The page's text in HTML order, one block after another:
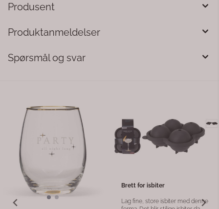
Produsent
Produktanmeldelser
Spørsmål og svar
RM clay candle holder white
RM Clay lysestake hvit
Beskrivelse Lysholderen som er
håndlaget av leire og bærer RM-
initialene. Rivièra Maison-logoen
har skinn på rottingtaket. Dette
gjør RM Clay Candle Holder hvit til
en flott gave til fans av RM.
Artikkelnummer 477080
449,-
Ta naturens skjønnhet inn i
hjemmet med denne lysestaken
formet som en kongle. Den
detaljerte utformingen og den grå
metallfinishen gir et rustikt og
er inspirert av skog og natur, og
atmosfære enten den står alene
115,-